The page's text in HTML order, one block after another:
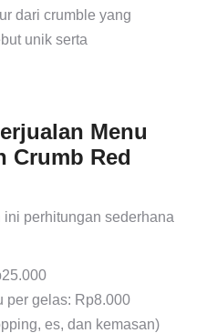
dari crumble yang
unik serta
Menu
Crumb Red
perhitungan sederhana
per gelas: Rp8.000
es, dan kemasan)